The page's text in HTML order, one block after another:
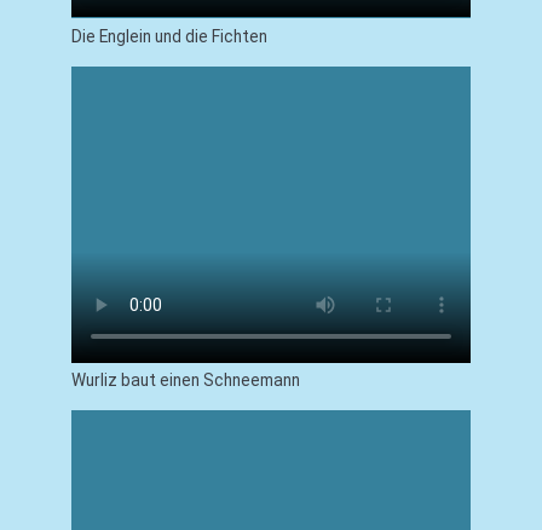
Die Englein und die Fichten
Wurliz baut einen Schneemann